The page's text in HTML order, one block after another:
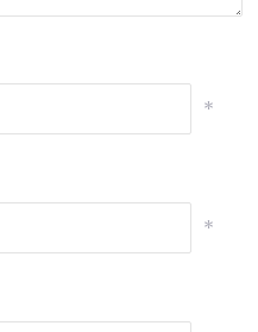
*
*